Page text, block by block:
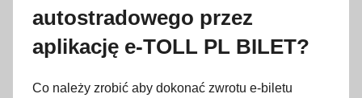
i
o
autostradowego przez
aplikację e-TOLL PL BILET?
Co należy zrobić aby dokonać zwrotu e-biletu